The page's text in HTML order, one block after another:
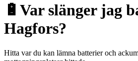
🔋 Var slänger jag
Hagfors?
Hitta var du kan lämna batterier och